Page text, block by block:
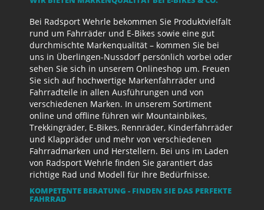
Bei Radsport Wehrle bekommen Sie Produktvielfalt
rund um Fahrräder und E-Bikes sowie eine gut
durchmischte Markenqualität – kommen Sie bei
uns in Überlingen-Nussdorf persönlich vorbei oder
sehen Sie sich in unserem Onlineshop um. Freuen
Sie sich auf hochwertige Markenfahrräder und
Fahrradteile in allen Ausführungen und von
verschiedenen Marken. In unserem Sortiment
online und offline führen wir Mountainbikes,
Trekkingräder, E-Bikes, Rennräder, Kinderfahrräder
und Klappräder und mehr von verschiedenen
Fahrradmarken und Herstellern. Bei uns im Laden
von Radsport Wehrle finden Sie garantiert das
richtige Rad und Modell für Ihre Bedürfnisse.
KOMPETENTE BERATUNG - FINDEN SIE DAS PERFEKTE
FAHRRAD